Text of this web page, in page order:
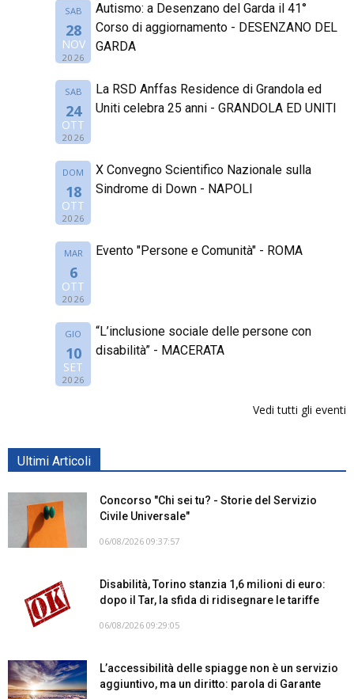
SAB
28
NOV
2026
Autismo: a Desenzano del Garda il 41°
Corso di aggiornamento - DESENZANO DEL
GARDA
SAB
24
OTT
2026
La RSD Anffas Residence di Grandola ed
Uniti celebra 25 anni - GRANDOLA ED UNITI
DOM
18
OTT
2026
X Convegno Scientifico Nazionale sulla
Sindrome di Down - NAPOLI
MAR
6
OTT
2026
Evento "Persone e Comunità" - ROMA
GIO
10
SET
2026
“L’inclusione sociale delle persone con
disabilità” - MACERATA
Vedi tutti gli eventi
Ultimi Articoli
Concorso "Chi sei tu? - Storie del Servizio
Civile Universale"
06/08/2026 09:37:57
Disabilità, Torino stanzia 1,6 milioni di euro:
dopo il Tar, la sfida di ridisegnare le tariffe
06/08/2026 09:29:05
L’accessibilità delle spiagge non è un servizio
aggiuntivo, ma un diritto: parola di Garante